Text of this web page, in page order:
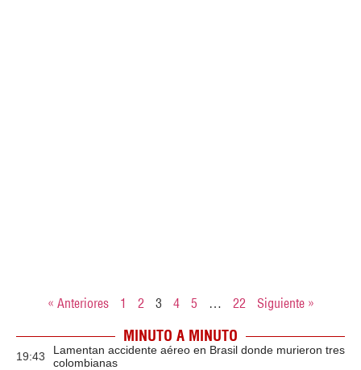
« Anteriores 1 2 3 4 5 … 22 Siguiente »
MINUTO A MINUTO
19:43
Lamentan accidente aéreo en Brasil donde murieron tres
colombianas